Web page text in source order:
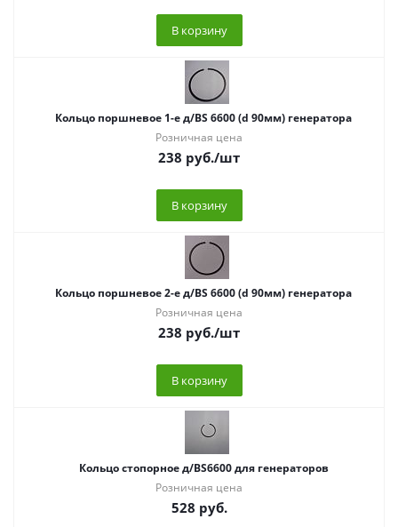
В корзину
Кольцо поршневое 1-е д/BS 6600 (d 90мм) генератора
Розничная цена
238 руб./шт
В корзину
Кольцо поршневое 2-е д/BS 6600 (d 90мм) генератора
Розничная цена
238 руб./шт
В корзину
Кольцо стопорное д/BS6600 для генераторов
Розничная цена
528 руб.